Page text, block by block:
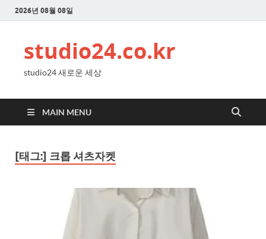
2026년 08월 08일
studio24.co.kr
studio24 새로운 세상
MAIN MENU
[태그:] 크롭 셔츠자켓